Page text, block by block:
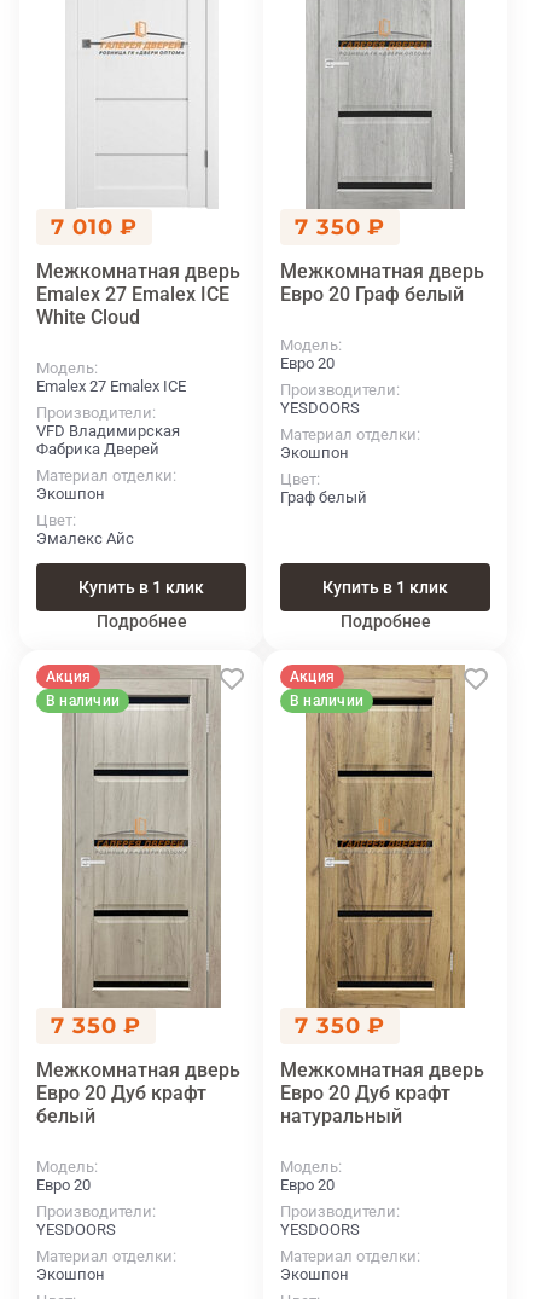
7 010 ₽
Межкомнатная дверь
Emalex 27 Emalex ICE
White Cloud
Модель
Emalex 27 Emalex ICE
Производители
VFD Владимирская
Фабрика Дверей
Материал отделки
Экошпон
Цвет
Эмалекс Айс
Купить в 1 клик
Подробнее
7 350 ₽
Межкомнатная дверь
Евро 20 Граф белый
Модель
Евро 20
Производители
YESDOORS
Материал отделки
Экошпон
Цвет
Граф белый
Купить в 1 клик
Подробнее
Акция
В наличии
7 350 ₽
Межкомнатная дверь
Евро 20 Дуб крафт
белый
Модель
Евро 20
Производители
YESDOORS
Материал отделки
Экошпон
Акция
В наличии
7 350 ₽
Межкомнатная дверь
Евро 20 Дуб крафт
натуральный
Модель
Евро 20
Производители
YESDOORS
Материал отделки
Экошпон